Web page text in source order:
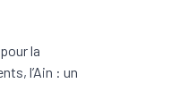
la
l’Ain : un